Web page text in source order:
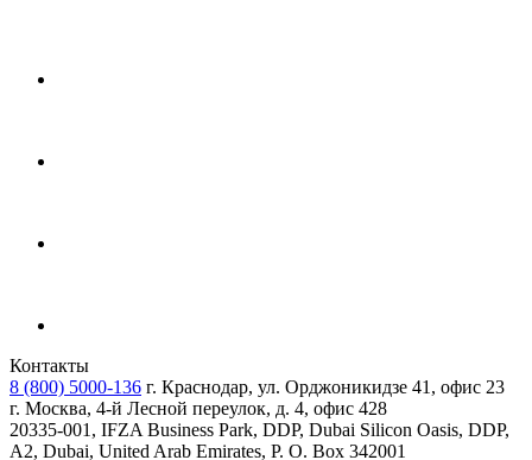
Контакты
8 (800) 5000-136 г. Краснодар, ул. Орджоникидзе 41, офис 23
г. Москва, 4-й Лесной переулок, д. 4, офис 428
20335-001, IFZA Business Park, DDP, Dubai Silicon Oasis, DDP,
A2, Dubai, United Arab Emirates, P. O. Box 342001